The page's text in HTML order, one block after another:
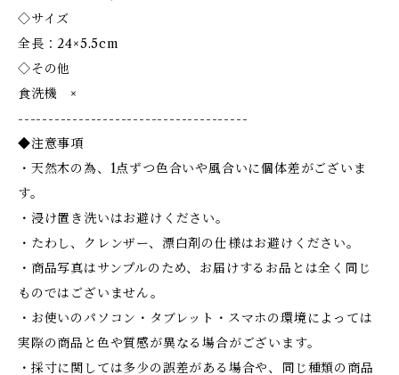
◇サイズ
全長：24×5.5cm
◇その他
食洗機 ×
--------------------------------------
◆注意事項
・天然木の為、1点ずつ色合いや風合いに個体差がございま
す。
・浸け置き洗いはお避けください。
・たわし、クレンザー、漂白剤の仕様はお避けください。
・商品写真はサンプルのため、お届けするお品とは全く同じ
ものではございません。
・お使いのパソコン・タブレット・スマホの環境によっては
実際の商品と色や質感が異なる場合がございます。
・採寸に関しては多少の誤差がある場合や、同じ種類の商品